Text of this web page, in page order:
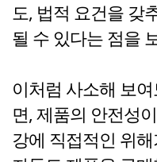
도, 법적 요건을 갖
될 수 있다는 점을
이처럼 사소해 보
면, 제품의 안전성
강에 직접적인 위